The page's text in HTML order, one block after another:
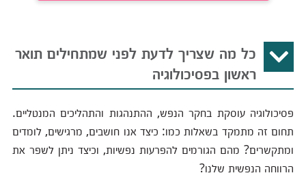
כל מה שצריך לדעת לפני שמתחילים תואר
ראשון בפסיכולוגיה
פסיכולוגיה עוסקת בחקר הנפש, ההתנהגות והתהליכים המנטליים.
תחום זה מתמקד בשאלות כמו: כיצד אנו חושבים, מרגישים, לומדים
ומתקשרים? מהם הגורמים להפרעות נפשיות, וכיצד ניתן לשפר את
הרווחה הנפשית שלנו?